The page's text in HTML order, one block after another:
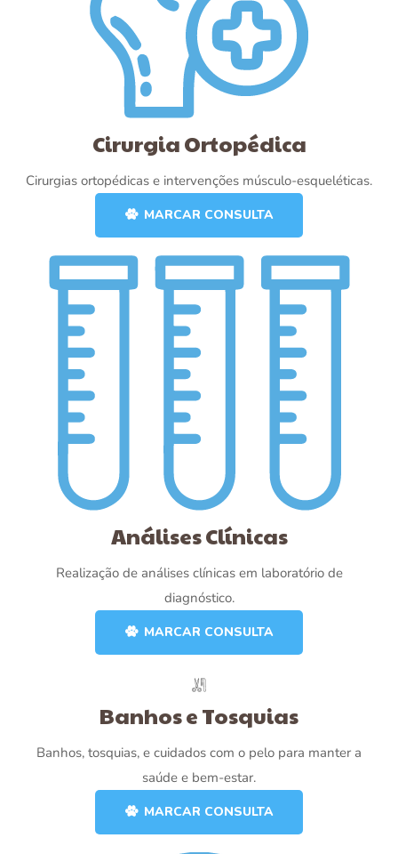
Cirurgia Ortopédica
Cirurgias ortopédicas e intervenções músculo-esqueléticas.
MARCAR CONSULTA
Análises Clínicas
Realização de análises clínicas em laboratório de
diagnóstico.
MARCAR CONSULTA
Banhos e Tosquias
Banhos, tosquias, e cuidados com o pelo para manter a
saúde e bem-estar.
MARCAR CONSULTA